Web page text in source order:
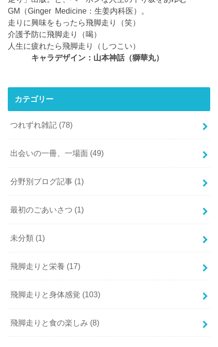
GM（Ginger Medicine：生姜内科医）。
走りに興味をもったら飛脚走り（笑）
介護予防に飛脚走り（喝）
人生に疲れたら飛脚走り（しつこい）
キャラデザイン：山本神話（獅華丸）
カテゴリー
つれずれ雑記 (78)
出会いの一冊、一場面 (49)
分野別ブログ記事 (1)
最初のごあいさつ (1)
未分類 (1)
飛脚走りと栄養 (17)
飛脚走りと身体感覚 (103)
飛脚走りと食の楽しみ (8)